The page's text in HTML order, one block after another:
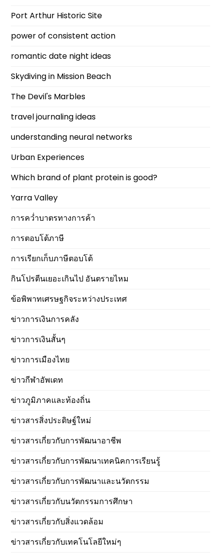
Port Arthur Historic Site
power of consistent action
romantic date night ideas
Skydiving in Mission Beach
The Devil's Marbles
travel journaling ideas
understanding neural networks
Urban Experiences
Which brand of plant protein is good?
Yarra Valley
การคว่ำบาตรทางการค้า
การตอบโต้ภาษี
การเรียกเก็บภาษีตอบโต้
กินโปรตีนเยอะเกินไป อันตรายไหม
ข้อพิพาทเศรษฐกิจระหว่างประเทศ
ข่าวการเงินการคลัง
ข่าวการเงินสั้นๆ
ข่าวการเมืองไทย
ข่าวกีฬาอัพเดท
ข่าวภูมิภาคและท้องถิ่น
ข่าวสารสิ่งประดิษฐ์ใหม่
ข่าวสารเกี่ยวกับการพัฒนาอาชีพ
ข่าวสารเกี่ยวกับการพัฒนาเทคนิคการเรียนรู้
ข่าวสารเกี่ยวกับการพัฒนาและนวัตกรรม
ข่าวสารเกี่ยวกับนวัตกรรมการศึกษา
ข่าวสารเกี่ยวกับสิ่งแวดล้อม
ข่าวสารเกี่ยวกับเทคโนโลยีใหม่ๆ